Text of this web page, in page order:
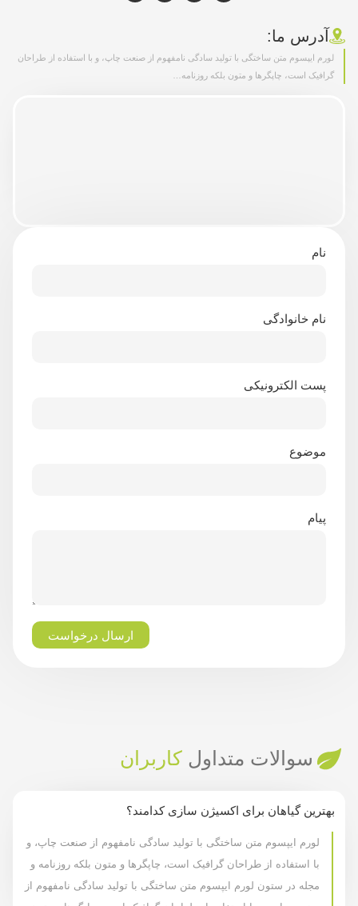
آدرس ما:
لورم ایپسوم متن ساختگی با تولید سادگی نامفهوم از صنعت چاپ، و با استفاده از طراحان
گرافیک است، چاپگرها و متون بلکه روزنامه…
نام
نام خانوادگی
پست الکترونیکی
موضوع
پیام
ارسال درخواست
سوالات متداول کاربران
بهترین گیاهان برای اکسیژن سازی کدامند؟
لورم ایپسوم متن ساختگی با تولید سادگی نامفهوم از صنعت چاپ، و
با استفاده از طراحان گرافیک است، چاپگرها و متون بلکه روزنامه و
مجله در ستون لورم ایپسوم متن ساختگی با تولید سادگی نامفهوم از